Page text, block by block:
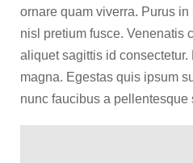
ornare quam viverra. Purus
nisl pretium fusce. Venenatis
aliquet sagittis id
magna. Egestas quis ipsum
nunc faucibus a pellentesque